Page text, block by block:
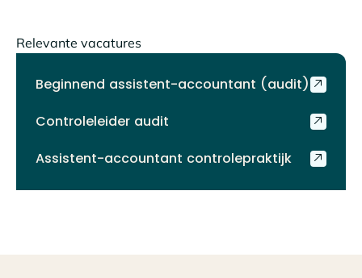
Relevante vacatures
Beginnend assistent-accountant (audit)
Controleleider audit
Assistent-accountant controlepraktijk